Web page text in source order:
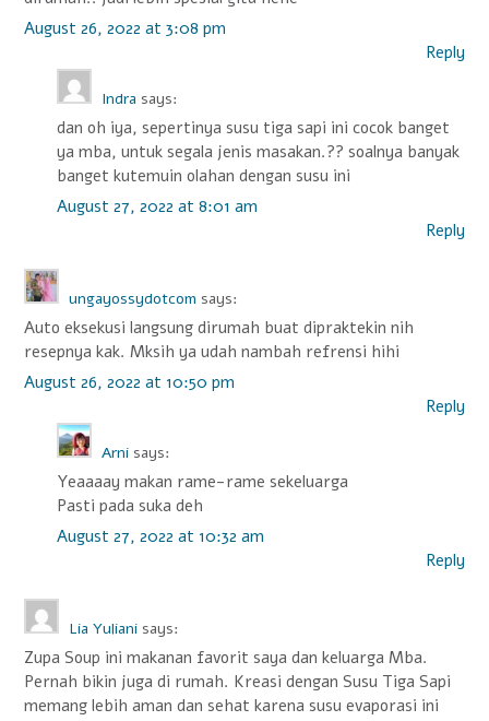
August 26, 2022 at 3:08 pm
Reply
Indra says:
dan oh iya, sepertinya susu tiga sapi ini cocok banget
ya mba, untuk segala jenis masakan.?? soalnya banyak
banget kutemuin olahan dengan susu ini
August 27, 2022 at 8:01 am
Reply
ungayossydotcom says:
Auto eksekusi langsung dirumah buat dipraktekin nih
resepnya kak. Mksih ya udah nambah refrensi hihi
August 26, 2022 at 10:50 pm
Reply
Arni says:
Yeaaaay makan rame-rame sekeluarga
Pasti pada suka deh
August 27, 2022 at 10:32 am
Reply
Lia Yuliani says:
Zupa Soup ini makanan favorit saya dan keluarga Mba.
Pernah bikin juga di rumah. Kreasi dengan Susu Tiga Sapi
memang lebih aman dan sehat karena susu evaporasi ini